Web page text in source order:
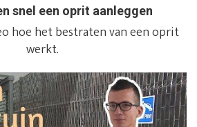
snel een oprit aanleggen
hoe het bestraten van een oprit
werkt.